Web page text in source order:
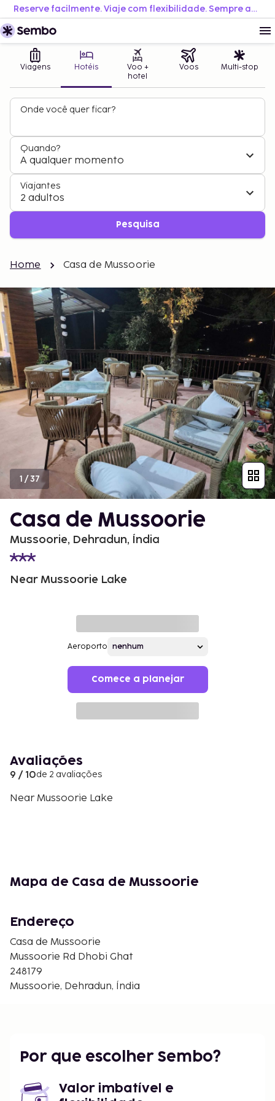
Reserve facilmente. Viaje com flexibilidade. Sempre ao melhor preço.
Viagens Hotéis
Voo +
hotel
Voos Multi-stop
Onde você quer ficar?
Quando?
A qualquer momento
Viajantes
2 adultos
Pesquisa
Home Casa de Mussoorie
1 /37
Casa de Mussoorie
Mussoorie, Dehradun, Índia
Near Mussoorie Lake
Aeroporto
Comece a planejar
Avaliações
9 / 10de 2 avaliações
Near Mussoorie Lake
Mapa de Casa de Mussoorie
Endereço
Casa de Mussoorie
Mussoorie Rd Dhobi Ghat
248179
Mussoorie, Dehradun, Índia
Por que escolher Sembo?
Valor imbatível e